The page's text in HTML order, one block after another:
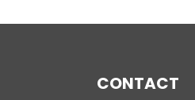
CONTACT